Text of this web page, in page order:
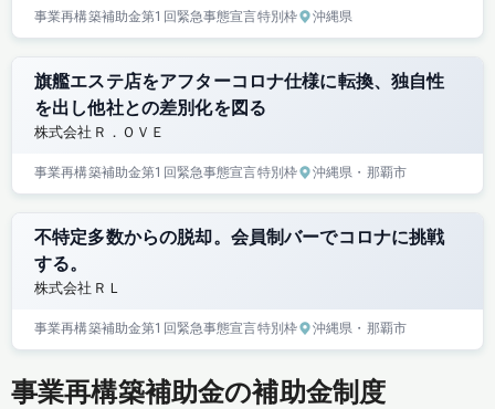
事業再構築補助金第1回緊急事態宣言特別枠 沖縄県
旗艦エステ店をアフターコロナ仕様に転換、独自性
を出し他社との差別化を図る
株式会社Ｒ．ＯＶＥ
事業再構築補助金第1回緊急事態宣言特別枠 沖縄県 ・那覇市
不特定多数からの脱却。会員制バーでコロナに挑戦
する。
株式会社ＲＬ
事業再構築補助金第1回緊急事態宣言特別枠 沖縄県 ・那覇市
事業再構築補助金の補助金制度